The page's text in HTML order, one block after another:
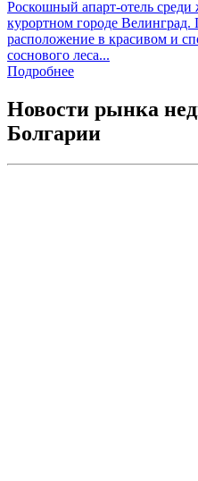
Роскошный апарт-отель среди
курортном городе
расположение в красивом и
соснового леса...
Подробнее
Новости рынка
Болгарии